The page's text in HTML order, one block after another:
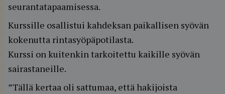
seurantatapaamisessa.
Kurssille osallistui kahdeksan paikallisen syövän
kokenutta rintasyöpäpotilasta.
Kurssi on kuitenkin tarkoitettu kaikille syövän
sairastaneille.
”Tällä kertaa oli sattumaa, että hakijoista